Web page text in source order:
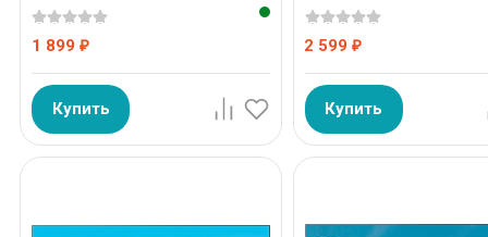
1 899₽
Купить
2 599₽
Купить